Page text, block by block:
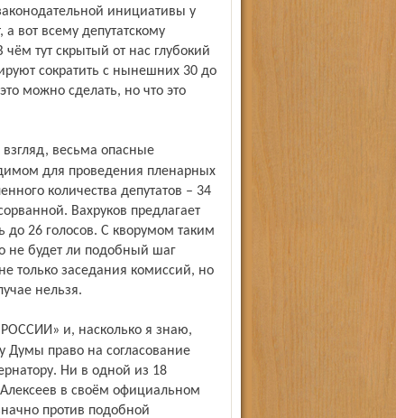
инициативы у
вот всему депутатскому
тут скрытый от нас глубокий
сократить с нынешних 30 до
можно сделать, но что это
для проведения пленарных
количества депутатов – 34
Вахруков предлагает
до 26 голосов. С кворумом таким
не будет ли подобный шаг
только заседания комиссий, но
нельзя.
Думы право на согласование
Ни в одной из 18
в своём официальном
против подобной